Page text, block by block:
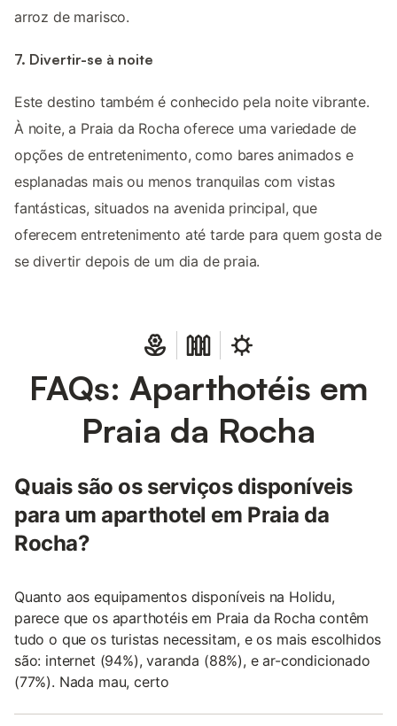
arroz de marisco.
7. Divertir-se à noite
Este destino também é conhecido pela noite vibrante.
À noite, a Praia da Rocha oferece uma variedade de
opções de entretenimento, como bares animados e
esplanadas mais ou menos tranquilas com vistas
fantásticas, situados na avenida principal, que
oferecem entretenimento até tarde para quem gosta de
se divertir depois de um dia de praia.
FAQs: Aparthotéis em
Praia da Rocha
Quais são os serviços disponíveis
para um aparthotel em Praia da
Rocha?
Quanto aos equipamentos disponíveis na Holidu,
parece que os aparthotéis em Praia da Rocha contêm
tudo o que os turistas necessitam, e os mais escolhidos
são: internet (94%), varanda (88%), e ar-condicionado
(77%). Nada mau, certo